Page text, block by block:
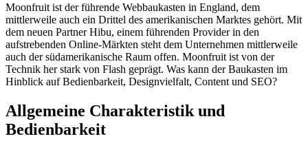
Moonfruit ist der führende Webbaukasten in England, dem
mittlerweile auch ein Drittel des amerikanischen Marktes gehört. Mit
dem neuen Partner Hibu, einem führenden Provider in den
aufstrebenden Online-Märkten steht dem Unternehmen mittlerweile
auch der südamerikanische Raum offen. Moonfruit ist von der
Technik her stark von Flash geprägt. Was kann der Baukasten im
Hinblick auf Bedienbarkeit, Designvielfalt, Content und SEO?
Allgemeine Charakteristik und
Bedienbarkeit